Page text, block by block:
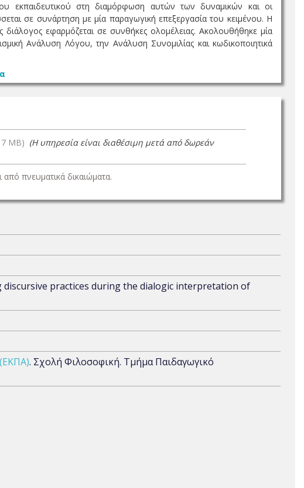
εκπαιδευτικού στη διαμόρφωση αυτών των δυναμικών και οι
σε συνάρτηση με μία παραγωγική επεξεργασία του κειμένου. Η
εφαρμόζεται σε συνθήκες ολομέλειας. Ακολουθήθηκε μία
Ανάλυση Λόγου, την Ανάλυση Συνομιλίας και κωδικοποιητικά
MB) (Η υπηρεσία είναι διαθέσιμη μετά από δωρεάν
πνευματικά δικαιώματα.
practices during the dialogic interpretation of
. Σχολή Φιλοσοφική. Τμήμα Παιδαγωγικό